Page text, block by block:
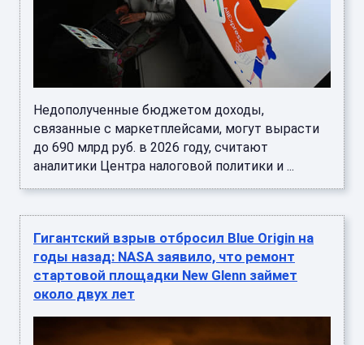
Недополученные бюджетом доходы,
связанные с маркетплейсами, могут вырасти
до 690 млрд руб. в 2026 году, считают
аналитики Центра налоговой политики и ...
Гигантский взрыв отбросил Blue Origin на
годы назад: NASA заявило, что ремонт
стартовой площадки New Glenn займет
около двух лет